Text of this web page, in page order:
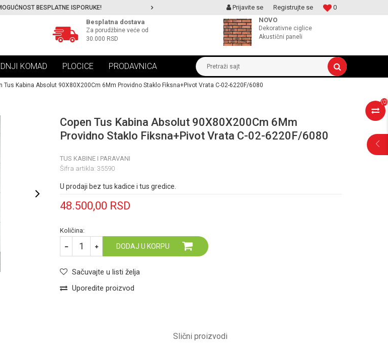
BESPLATNE ISPORUKE! MOGUCNOST MONTAŽE PROIZVODA 0
Prijavite se
Registrujte se
Besplatna dostava
Za porudžbine veće od
30.000 RSD
NOVO
Dekorativne ciglice
Akustični paneli
KOMAD PLOCICE PRODAVNICA Pretraži sajt
(0)
Tus Kabina Absolut 90X80X200Cm 6Mm Providno Staklo Fiksna+Pivot Vrata C-02-6220F/6080
Copen Tus Kabina Absolut 90X80X200Cm 6Mm
Providno Staklo Fiksna+Pivot Vrata C-02-6220F/6080
TUS KABINE I PARAVANI
Šifra artikla: 35590
U prodaji bez tus kadice i tus gredice.
48.500,00 RSD
Količina:
DODAJ U KORPU
Sačuvajte u listi želja
Uporedite proizvod
Slični proizvodi